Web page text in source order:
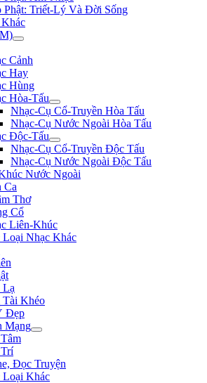
Phật: Triết-Lý Và Đời Sống
Cảnh
Hay
Hùng
Hòa-Tấu
Nhạc-Cụ Cổ-Truyền Hòa Tấu
Nhạc-Cụ Nước Ngoài Hòa Tấu
Độc-Tấu
Nhạc-Cụ Cổ-Truyền Độc Tấu
Nhạc-Cụ Nước Ngoài Độc Tấu
Nước Ngoài
Ca
Thơ
Cổ
Liên-Khúc
Loại Nhạc Khác
Lạ
Khéo
Đẹp
Mạng
Đọc Truyện
Loại Khác